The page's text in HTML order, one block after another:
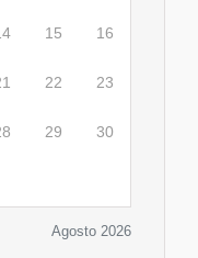
Agosto 2026
15 16
22 23
29 30